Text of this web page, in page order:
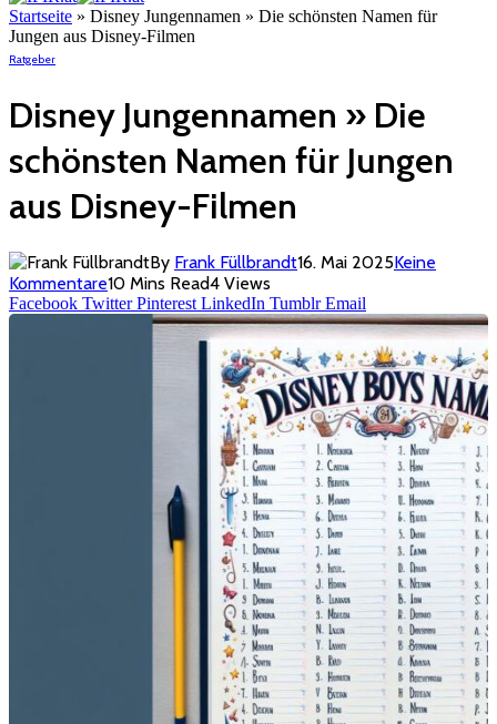
Startseite » Disney Jungennamen » Die schönsten Namen für
Jungen aus Disney-Filmen
Ratgeber
Disney Jungennamen » Die
schönsten Namen für Jungen
aus Disney-Filmen
By Frank Füllbrandt16. Mai 2025Keine
Kommentare10 Mins Read4 Views
Facebook Twitter Pinterest LinkedIn Tumblr Email